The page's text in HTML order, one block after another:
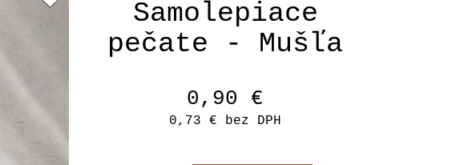
Samolepiace
pečate - Mušľa
0,90 €
0,73 € bez DPH